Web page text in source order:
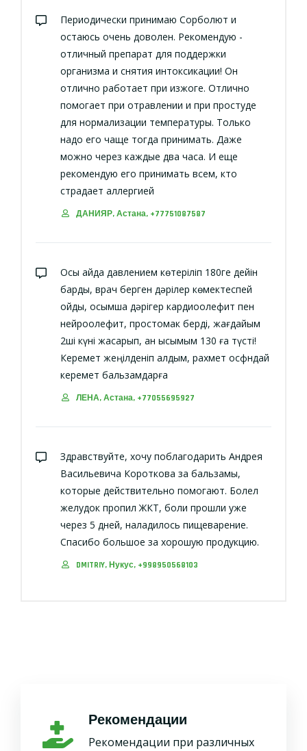
Периодически принимаю Сорболют и
остаюсь очень доволен. Рекомендую -
отличный препарат для поддержки
организма и снятия интоксикации! Он
отлично работает при изжоге. Отлично
помогает при отравлении и при простуде
для нормализации температуры. Только
надо его чаще тогда принимать. Даже
можно через каждые два часа. И еще
рекомендую его принимать всем, кто
страдает аллергией
ДАНИЯР, Астана, +77751087587
Осы айда давлением көтеріліп 180ге дейін
барды, врач берген дәрілер көмектеспей
қойды, қосымша дәрігер кардиоолефит пен
нейроолефит, простомак берді, жағдайым
2ші күні жақсарып, қан қысымым 130 ға түсті!
Керемет жеңілденіп қалдым, рахмет осфндай
керемет бальзамдарға
ЛЕНА, Астана, +77055695927
Здравствуйте, хочу поблагодарить Андрея
Васильевича Короткова за бальзамы,
которые действительно помогают. Болел
желудок пропил ЖКТ, боли прошли уже
через 5 дней, наладилось пищеварение.
Спасибо большое за хорошую продукцию.
DMITRIY, Нукус, +998950568103
Рекомендации
Рекомендации при различных